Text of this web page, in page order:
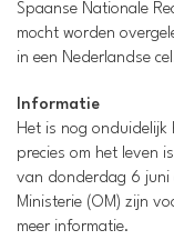
Spaanse Nationale
mocht worden
in een Nederlandse
Informatie
Het is nog onduidelijk
precies om het leven
van donderdag 6 juni
Ministerie (OM) zijn
meer informatie.